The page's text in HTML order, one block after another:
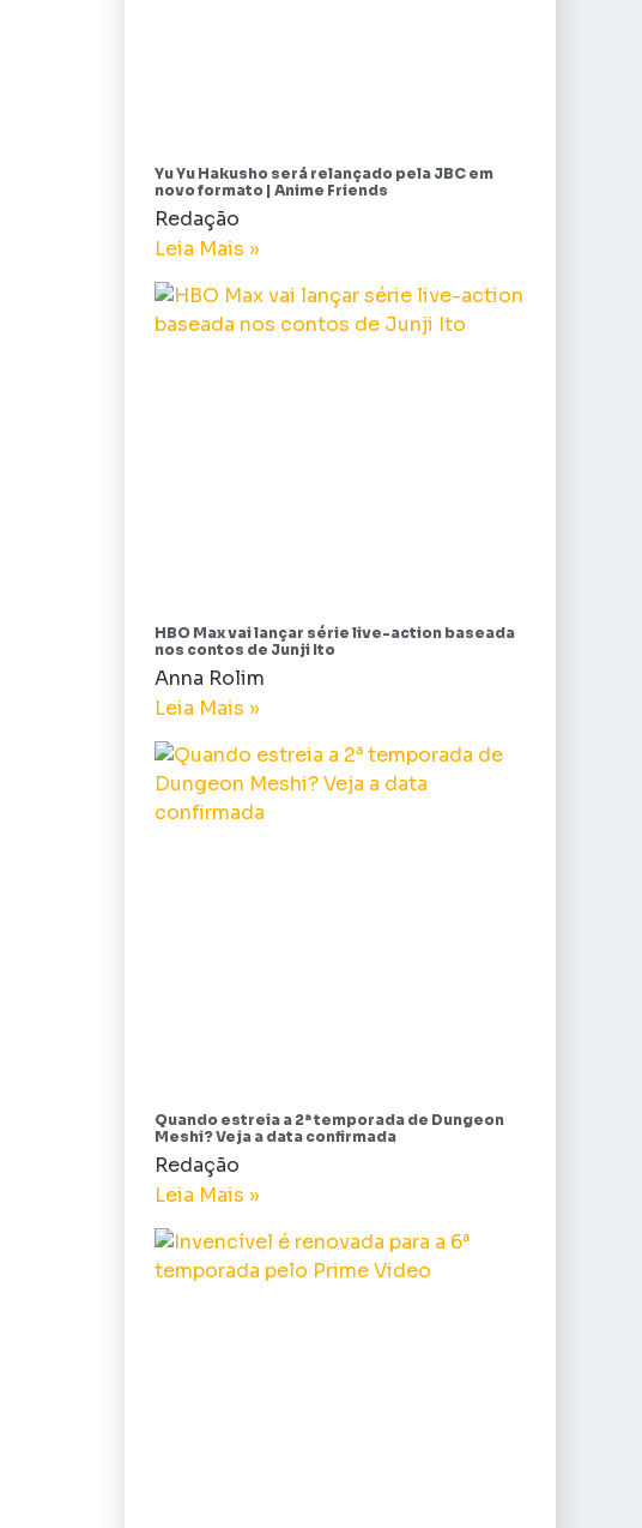
Yu Yu Hakusho será relançado pela JBC em
novo formato | Anime Friends
Redação
Leia Mais »
HBO Max vai lançar série live-action baseada
nos contos de Junji Ito
Anna Rolim
Leia Mais »
Quando estreia a 2ª temporada de Dungeon
Meshi? Veja a data confirmada
Redação
Leia Mais »